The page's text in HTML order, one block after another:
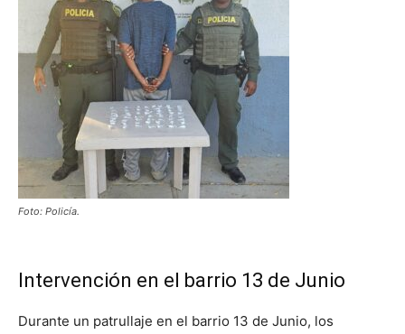
Foto: Policía.
Intervención en el barrio 13 de Junio
Durante un patrullaje en el barrio 13 de Junio, los